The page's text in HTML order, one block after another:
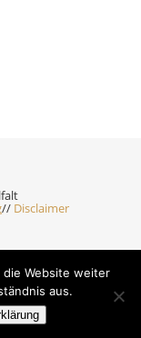
// Disclaimer
2026 ©
die Website weiter
aus.